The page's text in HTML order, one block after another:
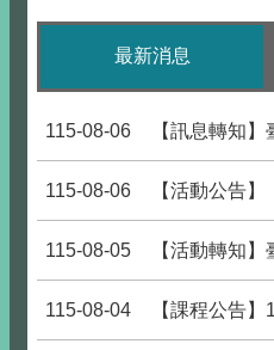
最新消息
115-08-06 【訊息轉知】臺北市政府
115-08-06 【活動公告】【115年度
115-08-05 【活動轉知】臺北市家庭教育中心辦理
115-08-04 【課程公告】115年8月13日(